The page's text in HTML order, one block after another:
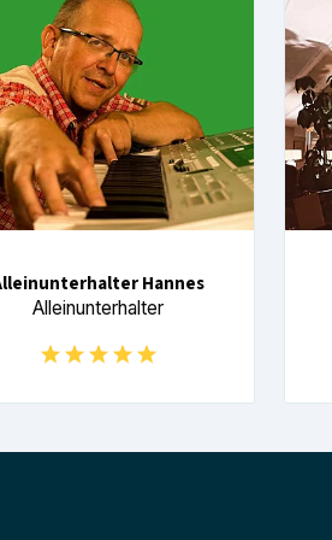
Hannes
Alleinunterhalter